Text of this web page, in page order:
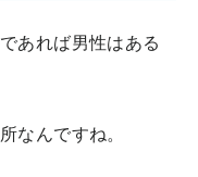
あれば男性はある
なんですね。